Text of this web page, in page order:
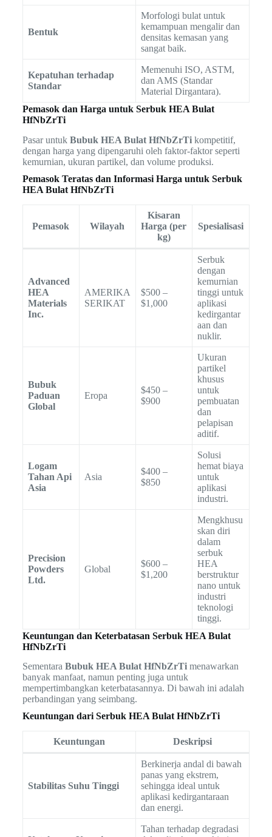
Bentuk
Morfologi bulat untuk
kemampuan mengalir dan
densitas kemasan yang
sangat baik.
Kepatuhan terhadap
Standar
Memenuhi ISO, ASTM,
dan AMS (Standar
Material Dirgantara).
Pemasok dan Harga untuk Serbuk HEA Bulat
HfNbZrTi
Pasar untuk Bubuk HEA Bulat HfNbZrTikompetitif,
dengan harga yang dipengaruhi oleh faktor-faktor seperti
kemurnian, ukuran partikel, dan volume produksi.
Pemasok Teratas dan Informasi Harga untuk Serbuk
HEA Bulat HfNbZrTi
Pemasok Wilayah
Kisaran
Harga (per
kg)
Spesialisasi
Advanced
HEA
Materials
Inc.
AMERIKA
SERIKAT
$500 –
$1,000
Serbuk
dengan
kemurnian
tinggi untuk
aplikasi
kedirgantar
aan dan
nuklir.
Bubuk
Paduan
Global
Eropa
$450 –
$900
Ukuran
partikel
khusus
untuk
pembuatan
dan
pelapisan
aditif.
Logam
Tahan Api
Asia
Asia
$400 –
$850
Solusi
hemat biaya
untuk
aplikasi
industri.
Precision
Powders
Ltd.
Global
$600 –
$1,200
Mengkhusu
skan diri
dalam
serbuk
HEA
berstruktur
nano untuk
industri
teknologi
tinggi.
Keuntungan dan Keterbatasan Serbuk HEA Bulat
HfNbZrTi
Sementara Bubuk HEA Bulat HfNbZrTimenawarkan
banyak manfaat, namun penting juga untuk
mempertimbangkan keterbatasannya. Di bawah ini adalah
perbandingan yang seimbang.
Keuntungan dari Serbuk HEA Bulat HfNbZrTi
Keuntungan Deskripsi
Stabilitas Suhu Tinggi
Berkinerja andal di bawah
panas yang ekstrem,
sehingga ideal untuk
aplikasi kedirgantaraan
dan energi.
Tahan terhadap degradasi